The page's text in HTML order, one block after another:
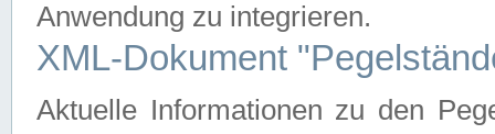
Anwendung zu integrieren.
XML-Dokument
Aktuelle Informationen zu den